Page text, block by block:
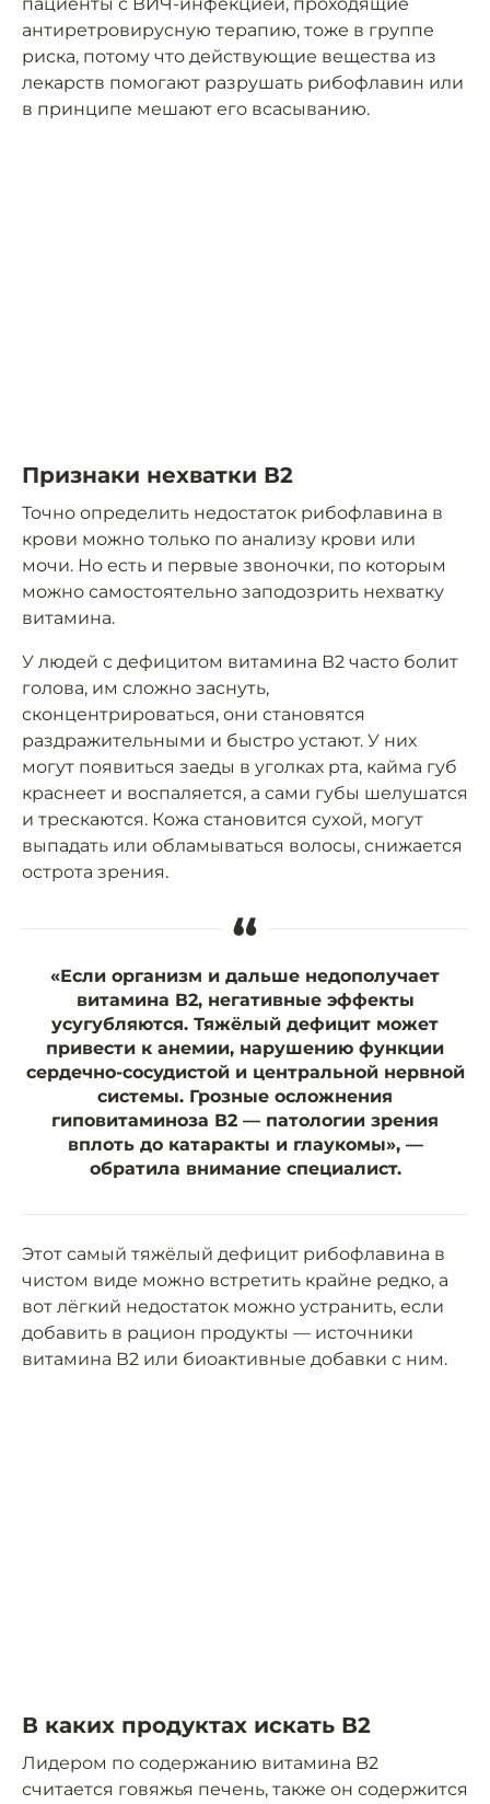
пациенты с ВИЧ-инфекцией, проходящие
антиретровирусную терапию, тоже в группе
риска, потому что действующие вещества из
лекарств помогают разрушать рибофлавин или
в принципе мешают его всасыванию.
Признаки нехватки В2
Точно определить недостаток рибофлавина в
крови можно только по анализу крови или
мочи. Но есть и первые звоночки, по которым
можно самостоятельно заподозрить нехватку
витамина.
У людей с дефицитом витамина В2 часто болит
голова, им сложно заснуть,
сконцентрироваться, они становятся
раздражительными и быстро устают. У них
могут появиться заеды в уголках рта, кайма губ
краснеет и воспаляется, а сами губы шелушатся
и трескаются. Кожа становится сухой, могут
выпадать или обламываться волосы, снижается
острота зрения.
“
«Если организм и дальше недополучает
витамина В2, негативные эффекты
усугубляются. Тяжёлый дефицит может
привести к анемии, нарушению функции
сердечно-сосудистой и центральной нервной
системы. Грозные осложнения
гиповитаминоза В2 — патологии зрения
вплоть до катаракты и глаукомы», —
обратила внимание специалист.
Этот самый тяжёлый дефицит рибофлавина в
чистом виде можно встретить крайне редко, а
вот лёгкий недостаток можно устранить, если
добавить в рацион продукты — источники
витамина В2 или биоактивные добавки с ним.
В каких продуктах искать В2
Лидером по содержанию витамина B2
считается говяжья печень, также он содержится